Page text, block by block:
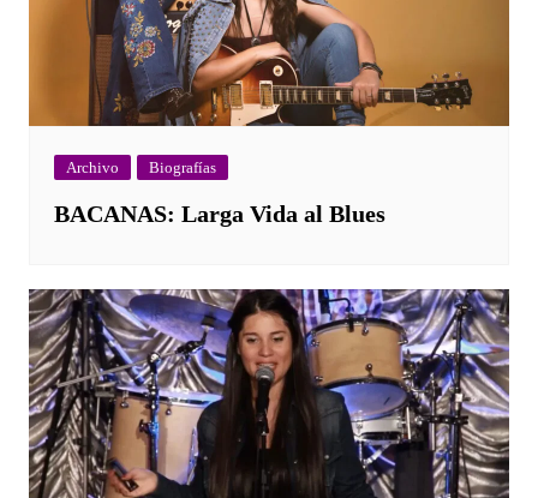
Archivo Biografías
BACANAS: Larga Vida al Blues